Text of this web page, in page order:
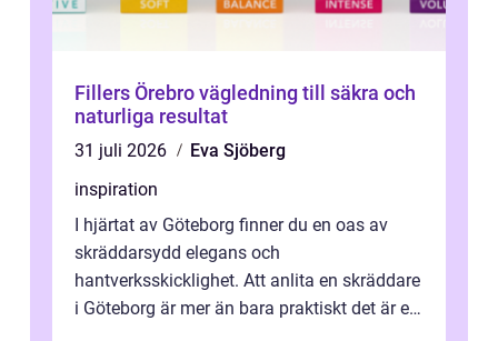
Fillers Örebro vägledning till säkra och
naturliga resultat
31 juli 2026
Eva Sjöberg
inspiration
I hjärtat av Göteborg finner du en oas av
skräddarsydd elegans och
hantverksskicklighet. Att anlita en skräddare
i Göteborg är mer än bara praktiskt det är ett